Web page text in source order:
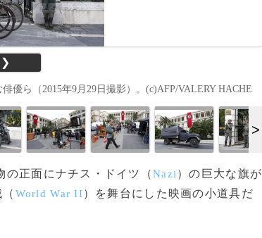
❯
優ら（2015年9月29日撮影）。(c)AFP/VALERY HACHE
の正面にナチス・ドイツ（Nazi ）の巨大な旗が
World War II）を舞台にした映画の小道具だ